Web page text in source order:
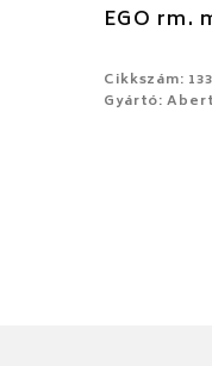
EGO rm.
Cikkszám:
Gyártó: Abert